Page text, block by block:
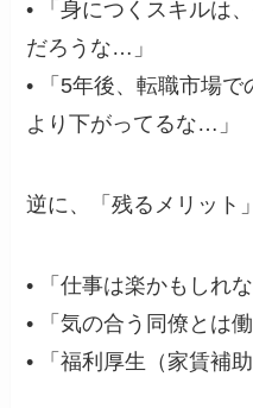
• 「身につくスキルは
だろうな…」
• 「5年後、転職市場
より下がってるな…」
逆に、「残るメリット
• 「仕事は楽かもしれな
• 「気の合う同僚とは働
• 「福利厚生（家賃補